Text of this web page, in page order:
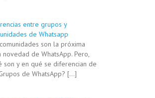
entre grupos y
de Whatsapp
son la próxima
novedad de WhatsApp. Pero,
son y en qué se diferencian de
de WhatsApp? […]